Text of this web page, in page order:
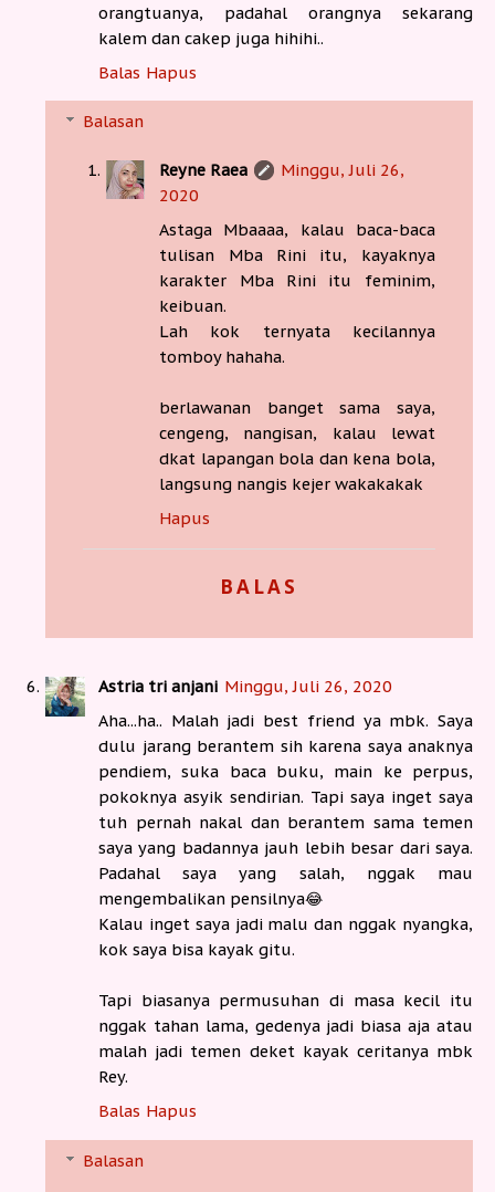
orangtuanya, padahal orangnya sekarang
kalem dan cakep juga hihihi..
Balas Hapus
Balasan
Reyne Raea
Minggu, Juli 26,
2020
Astaga Mbaaaa, kalau baca-baca
tulisan Mba Rini itu, kayaknya
karakter Mba Rini itu feminim,
keibuan.
Lah kok ternyata kecilannya
tomboy hahaha.
berlawanan banget sama saya,
cengeng, nangisan, kalau lewat
dkat lapangan bola dan kena bola,
langsung nangis kejer wakakakak
Hapus
BALAS
Astria tri anjani Minggu, Juli 26, 2020
Aha...ha.. Malah jadi best friend ya mbk. Saya
dulu jarang berantem sih karena saya anaknya
pendiem, suka baca buku, main ke perpus,
pokoknya asyik sendirian. Tapi saya inget saya
tuh pernah nakal dan berantem sama temen
saya yang badannya jauh lebih besar dari saya.
Padahal saya yang salah, nggak mau
mengembalikan pensilnya😂
Kalau inget saya jadi malu dan nggak nyangka,
kok saya bisa kayak gitu.
Tapi biasanya permusuhan di masa kecil itu
nggak tahan lama, gedenya jadi biasa aja atau
malah jadi temen deket kayak ceritanya mbk
Rey.
Balas Hapus
Balasan